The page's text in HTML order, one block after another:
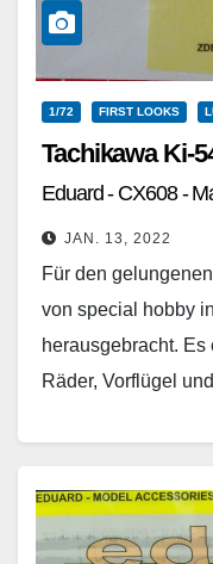
1/72 FIRST LOOKS
Tachikawa Ki-
Eduard - CX608 -
JAN. 13, 2022
Für den
von special hobby
herausgebracht.
Räder, Vorflügel